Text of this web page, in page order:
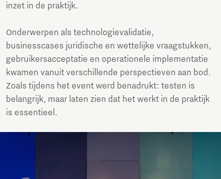
inzet in de praktijk.
Onderwerpen als technologievalidatie,
businesscases juridische en wettelijke vraagstukken,
gebruikersacceptatie en operationele implementatie
kwamen vanuit verschillende perspectieven aan bod.
Zoals tijdens het event werd benadrukt: testen is
belangrijk, maar laten zien dat het werkt in de praktijk
is essentieel.